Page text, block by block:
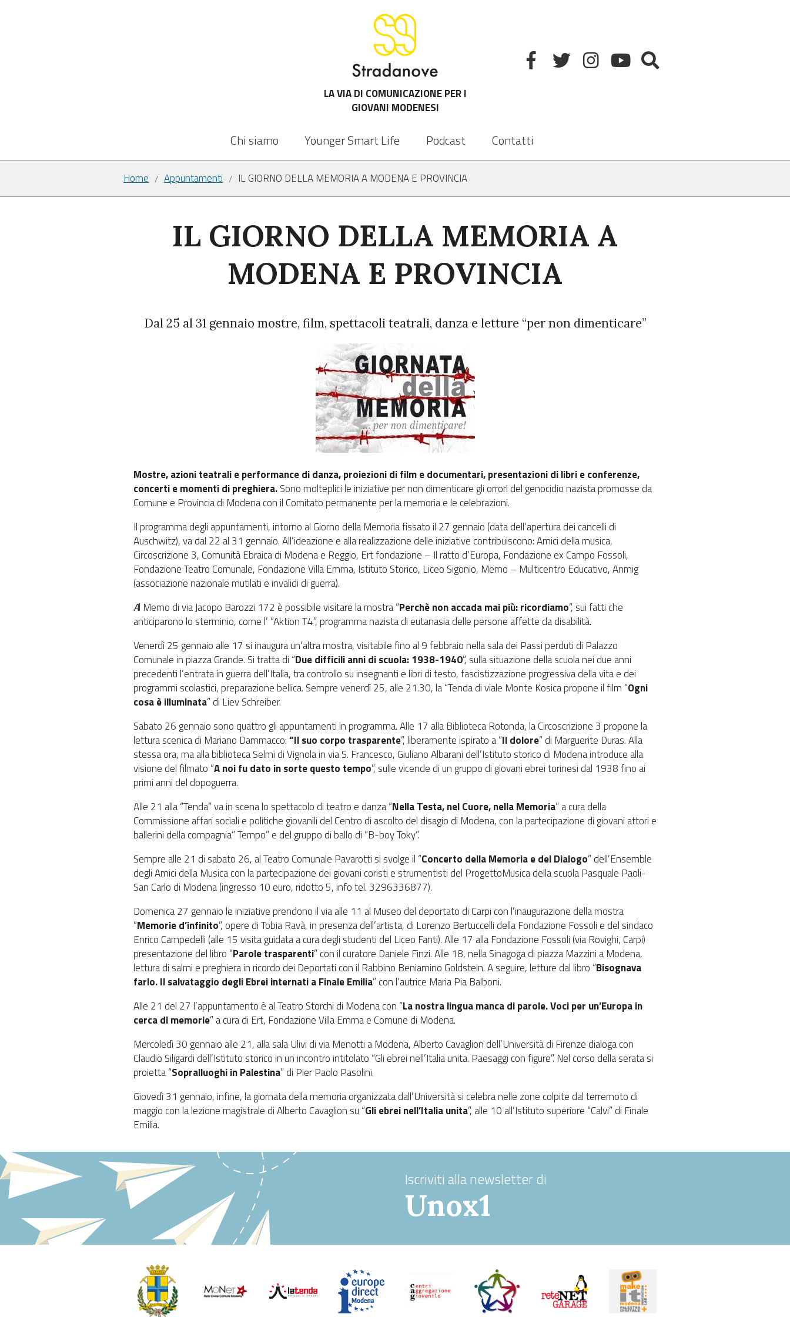
LA VIA DI COMUNICAZIONE PER I
GIOVANI MODENESI
Chi siamo Younger Smart Life Podcast Contatti
Home / Appuntamenti / IL GIORNO DELLA MEMORIA A MODENA E PROVINCIA
IL GIORNO DELLA MEMORIA A
MODENA E PROVINCIA
Dal 25 al 31 gennaio mostre, film, spettacoli teatrali, danza e letture “per non dimenticare”
Mostre, azioni teatrali e performance di danza, proiezioni di film e documentari, presentazioni di libri e conferenze,
concerti e momenti di preghiera.Sono molteplici le iniziative per non dimenticare gli orrori del genocidio nazista promosse da
Comune e Provincia di Modena con il Comitato permanente per la memoria e le celebrazioni.
Il programma degli appuntamenti, intorno al Giorno della Memoria fissato il 27 gennaio (data dell’apertura dei cancelli di
Auschwitz), va dal 22 al 31 gennaio. All’ideazione e alla realizzazione delle iniziative contribuiscono: Amici della musica,
Circoscrizione 3, Comunità Ebraica di Modena e Reggio, Ert fondazione – Il ratto d’Europa, Fondazione ex Campo Fossoli,
Fondazione Teatro Comunale, Fondazione Villa Emma, Istituto Storico, Liceo Sigonio, Memo – Multicentro Educativo, Anmig
(associazione nazionale mutilati e invalidi di guerra).
Al Memo di via Jacopo Barozzi 172 è possibile visitare la mostra “Perchè non accada mai più: ricordiamo”, sui fatti che
anticiparono lo sterminio, come l’ “Aktion T4”, programma nazista di eutanasia delle persone affette da disabilità.
Venerdì 25 gennaio alle 17 si inaugura un’altra mostra, visitabile fino al 9 febbraio nella sala dei Passi perduti di Palazzo
Comunale in piazza Grande. Si tratta di “Due difficili anni di scuola: 1938-1940”, sulla situazione della scuola nei due anni
precedenti l’entrata in guerra dell’Italia, tra controllo su insegnanti e libri di testo, fascistizzazione progressiva della vita e dei
programmi scolastici, preparazione bellica. Sempre venerdì 25, alle 21.30, la “Tenda di viale Monte Kosica propone il film “Ogni
cosa è illuminata” di Liev Schreiber.
Sabato 26 gennaio sono quattro gli appuntamenti in programma. Alle 17 alla Biblioteca Rotonda, la Circoscrizione 3 propone la
lettura scenica di Mariano Dammacco:“Il suo corpo trasparente”, liberamente ispirato a “Il dolore” di Marguerite Duras. Alla
stessa ora, ma alla biblioteca Selmi di Vignola in via S. Francesco, Giuliano Albarani dell’Istituto storico di Modena introduce alla
visione del filmato “A noi fu dato in sorte questo tempo”, sulle vicende di un gruppo di giovani ebrei torinesi dal 1938 fino ai
primi anni del dopoguerra.
Alle 21 alla “Tenda” va in scena lo spettacolo di teatro e danza “Nella Testa, nel Cuore, nella Memoria” a cura della
Commissione affari sociali e politiche giovanili del Centro di ascolto del disagio di Modena, con la partecipazione di giovani attori e
ballerini della compagnia” Tempo” e del gruppo di ballo di “B-boy Toky”.
Sempre alle 21 di sabato 26, al Teatro Comunale Pavarotti si svolge il “Concerto della Memoria e del Dialogo” dell’Ensemble
degli Amici della Musica con la partecipazione dei giovani coristi e strumentisti del ProgettoMusica della scuola Pasquale Paoli-
San Carlo di Modena (ingresso 10 euro, ridotto 5, info tel. 3296336877).
Domenica 27 gennaio le iniziative prendono il via alle 11 al Museo del deportato di Carpi con l’inaugurazione della mostra
“Memorie d’infinito”, opere di Tobia Ravà, in presenza dell’artista, di Lorenzo Bertuccelli della Fondazione Fossoli e del sindaco
Enrico Campedelli (alle 15 visita guidata a cura degli studenti del Liceo Fanti). Alle 17 alla Fondazione Fossoli (via Rovighi, Carpi)
presentazione del libro “Parole trasparenti” con il curatore Daniele Finzi. Alle 18, nella Sinagoga di piazza Mazzini a Modena,
lettura di salmi e preghiera in ricordo dei Deportati con il Rabbino Beniamino Goldstein. A seguire, letture dal libro “Bisognava
farlo. Il salvataggio degli Ebrei internati a Finale Emilia” con l’autrice Maria Pia Balboni.
Alle 21 del 27 l’appuntamento è al Teatro Storchi di Modena con “La nostra lingua manca di parole. Voci per un’Europa in
cerca di memorie” a cura di Ert, Fondazione Villa Emma e Comune di Modena.
Mercoledì 30 gennaio alle 21, alla sala Ulivi di via Menotti a Modena, Alberto Cavaglion dell’Università di Firenze dialoga con
Claudio Siligardi dell’Istituto storico in un incontro intitolato “Gli ebrei nell’Italia unita. Paesaggi con figure”. Nel corso della serata si
proietta “Sopralluoghi in Palestina” di Pier Paolo Pasolini.
Giovedì 31 gennaio, infine, la giornata della memoria organizzata dall’Università si celebra nelle zone colpite dal terremoto di
maggio con la lezione magistrale di Alberto Cavaglion su “Gli ebrei nell’Italia unita”, alle 10 all’Istituto superiore “Calvi” di Finale
Emilia.
Iscriviti alla newsletter di
Unox1